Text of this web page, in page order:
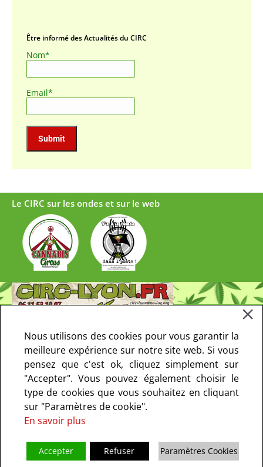
Être informé des Actualités du CIRC
Nom*
Email*
Le CIRC sur les ondes et sur le web
Nous utilisons des cookies pour vous garantir la
meilleure expérience sur notre site web. Si vous
pensez que c'est ok, cliquez simplement sur
"Accepter". Vous pouvez également choisir le
type de cookies que vous souhaitez en cliquant
sur "Paramètres de cookie".
En savoir plus
Accepter Refuser Paramètres Cookies